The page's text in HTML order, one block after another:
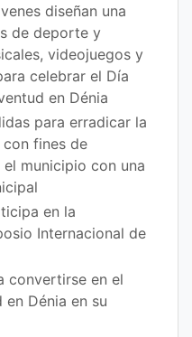
diseñan una
de deporte y
videojuegos y
celebrar el Día
en Dénia
para erradicar la
fines de
municipio con una
en la
Internacional de
convertirse en el
Dénia en su